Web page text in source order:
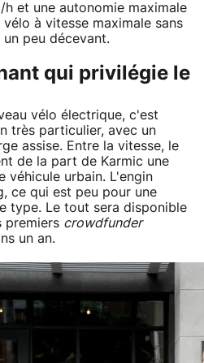
et une autonomie maximale
à vitesse maximale sans
peu décevant.
qui privilégie le
vélo électrique, c'est
très particulier, avec un
assise. Entre la vitesse, le
de la part de Karmic une
véhicule urbain. L'engin
ce qui est peu pour une
type. Le tout sera disponible
premiers crowdfunder
un an.